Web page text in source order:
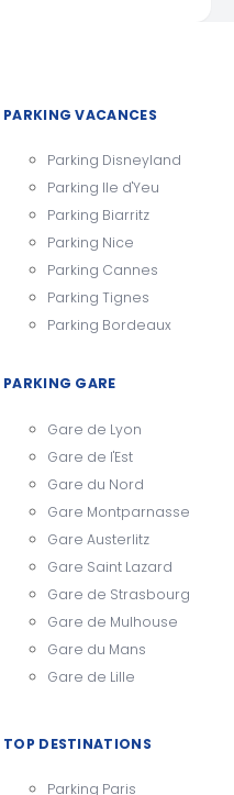
PARKING VACANCES
Parking Disneyland
Parking Ile d'Yeu
Parking Biarritz
Parking Nice
Parking Cannes
Parking Tignes
Parking Bordeaux
PARKING GARE
Gare de Lyon
Gare de l'Est
Gare du Nord
Gare Montparnasse
Gare Austerlitz
Gare Saint Lazard
Gare de Strasbourg
Gare de Mulhouse
Gare du Mans
Gare de Lille
TOP DESTINATIONS
Parking Paris